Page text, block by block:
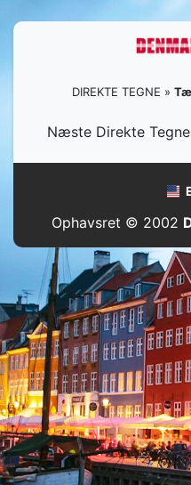
DIREKTE TEGNE »
Næste Direkte
Ophavsret © 2002